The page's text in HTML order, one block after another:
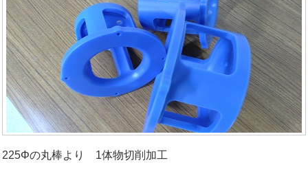
225Φの丸棒より 1体物切削加工